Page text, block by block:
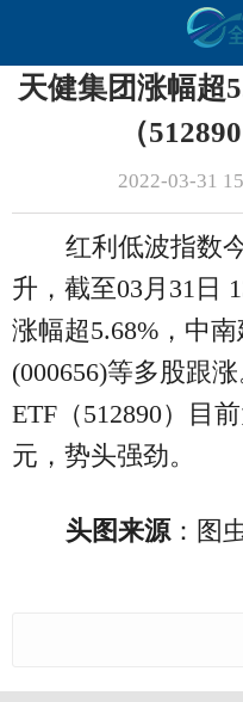
天健集团涨幅超
（
2022-03-31
红利低波指数
升，截至03月31日
涨幅超5.68%，中
(000656)等多股跟
ETF（512890）目
元，势头强劲。
头图来源：图